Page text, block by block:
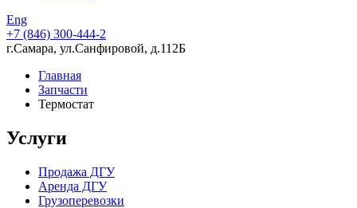
Eng
+7 (846) 300-444-2
г.Самара, ул.Санфировой, д.112Б
Главная
Запчасти
Термостат
Услуги
Продажа ДГУ
Аренда ДГУ
Грузоперевозки